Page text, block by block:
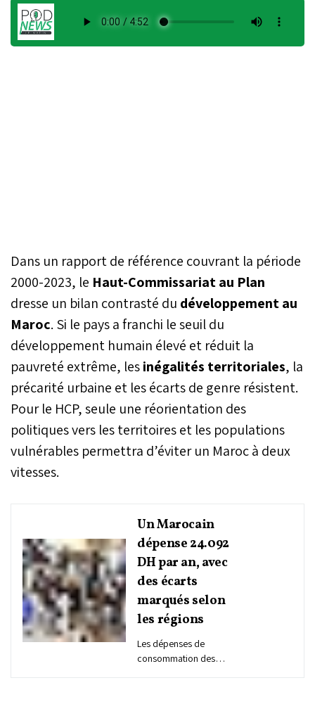
Dans un rapport de référence couvrant la période
2000-2023, le Haut-Commissariat au Plan
dresse un bilan contrasté du développement au
Maroc. Si le pays a franchi le seuil du
développement humain élevé et réduit la
pauvreté extrême, lesinégalités territoriales, la
précarité urbaine et les écarts de genre résistent.
Pour le HCP, seule une réorientation des
politiques vers les territoires et les populations
vulnérables permettra d’éviter un Maroc à deux
vitesses.
Un Marocain
dépense 24.092
DH par an, avec
des écarts
marqués selon
les régions
Les dépenses de
consommation des